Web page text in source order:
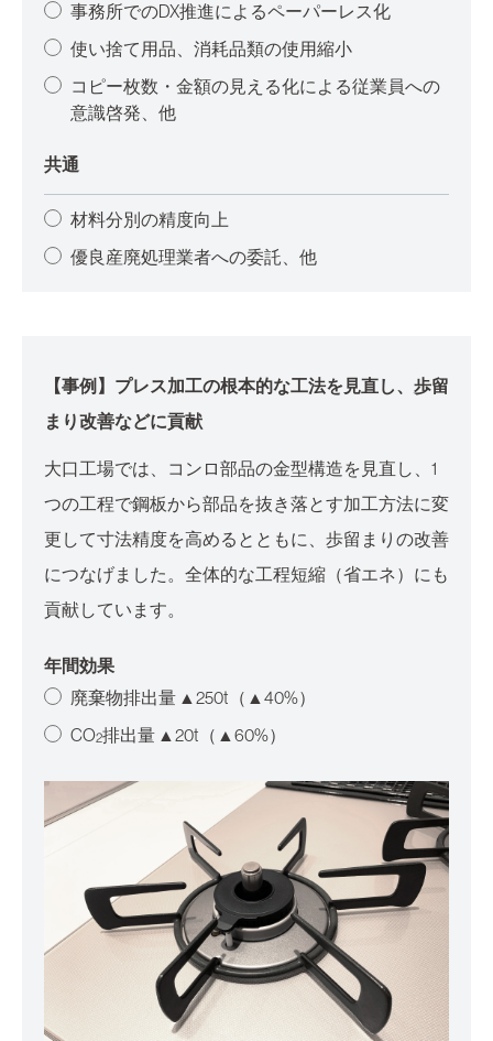
事務所でのDX推進によるペーパーレス化
使い捨て用品、消耗品類の使用縮小
コピー枚数・金額の見える化による従業員への
意識啓発、他
共通
材料分別の精度向上
優良産廃処理業者への委託、他
【事例】プレス加工の根本的な工法を見直し、歩留
まり改善などに貢献
大口工場では、コンロ部品の金型構造を見直し、1
つの工程で鋼板から部品を抜き落とす加工方法に変
更して寸法精度を高めるとともに、歩留まりの改善
につなげました。全体的な工程短縮（省エネ）にも
貢献しています。
年間効果
廃棄物排出量 ▲250t（▲40%）
CO2排出量 ▲20t（▲60%）